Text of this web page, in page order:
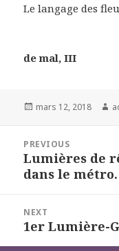
Le langage des
de mal, III
Posted
mars 12, 2018
l’article
PREVIOUS
Previous
post:
Lumières de
dans le
NEXT
Next
post:
1er Lumière-